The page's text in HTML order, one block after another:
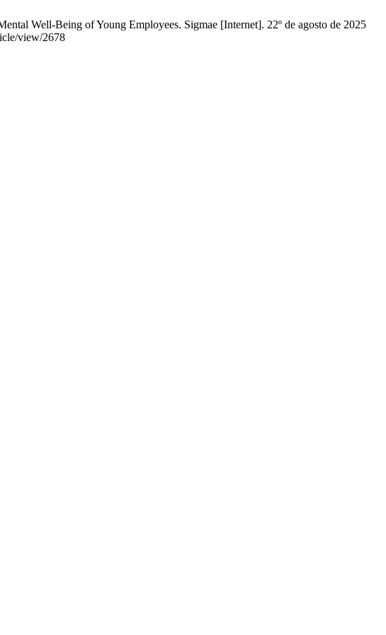
Well-Being of Young Employees. Sigmae [Internet]. 22º de agosto de 2025
view/2678